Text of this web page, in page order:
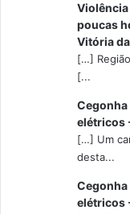
poucas
Vitória
[…]
[...
elétricos
[…] Um
desta...
elétricos